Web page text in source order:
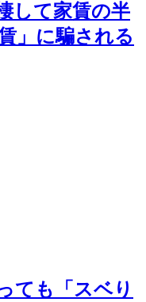
して家賃の半
」に騙される
ても「スベり